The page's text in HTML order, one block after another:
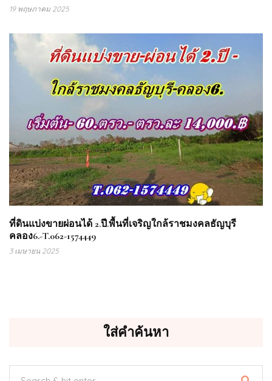
19 พฤษภาคม 2025
ที่ดินแบ่งขายผ่อนได้ 2.ปี.พื้นที่เจริญใกล้ราชมงคลธัญบุรี
คลอง6.-T.062-1574449
3 เมษายน 2025
ใส่คำค้นหา